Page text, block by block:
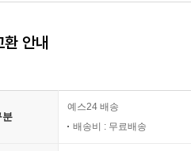
안내
분
예스24 배송
배송비 : 무료배송